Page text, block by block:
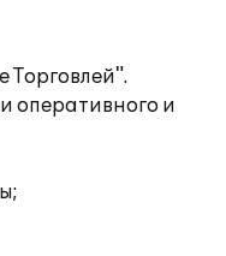
оперативного и